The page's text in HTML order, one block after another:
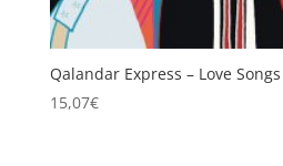
Qalandar Express – Love
15,07€